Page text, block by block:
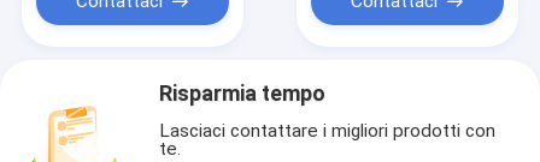
Risparmia tempo
Lasciaci contattare i migliori prodotti con
te.